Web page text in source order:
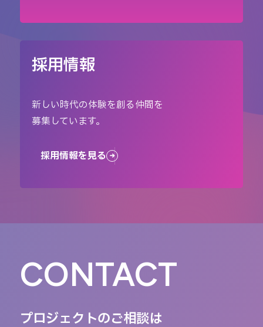
採用情報
新しい時代の体験を創る仲間を
募集しています。
採用情報を見る
CONTACT
プロジェクトのご相談は